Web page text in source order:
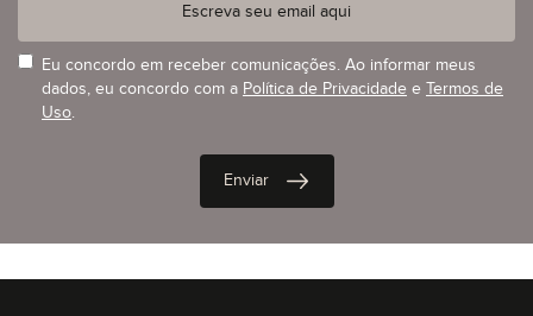
Eu concordo em receber comunicações. Ao informar meus
dados, eu concordo com a Política de Privacidade e Termos de
Uso.